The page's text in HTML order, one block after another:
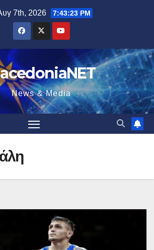
7th, 2026 7:43:24 PM
News & Media